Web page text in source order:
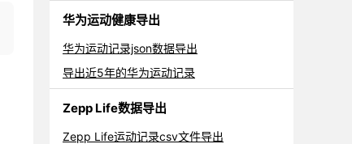
华为运动健康导出
华为运动记录json数据导出
导出近5年的华为运动记录
Zepp Life数据导出
Zepp Life运动记录csv文件导出